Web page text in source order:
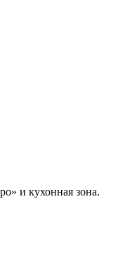
и кухонная зона.